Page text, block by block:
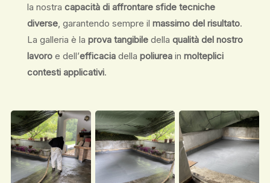
la nostra capacità di affrontare sfide tecniche
diverse, garantendo sempre il massimo del risultato.
La galleria è la prova tangibile della qualità del nostro
lavoro e dell’efficacia della poliurea in molteplici
contesti applicativi.